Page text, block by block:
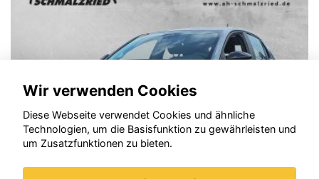
Wir verwenden Cookies
Diese Webseite verwendet Cookies und ähnliche
Technologien, um die Basisfunktion zu gewährleisten und
um Zusatzfunktionen zu bieten.